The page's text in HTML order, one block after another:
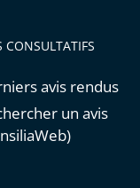
CONSULTATIFS
avis rendus
un avis